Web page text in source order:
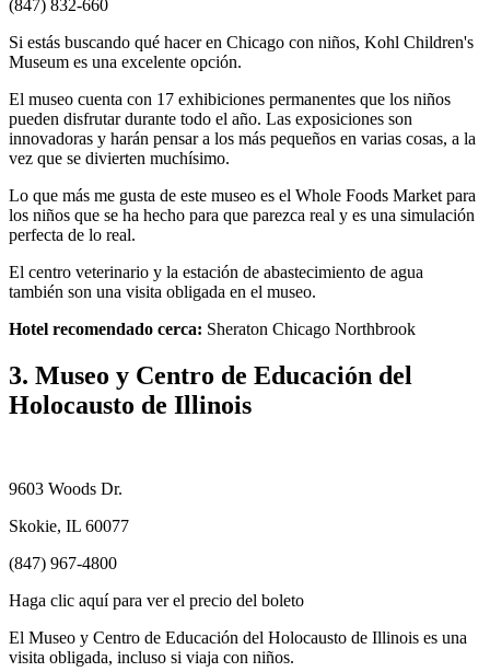
(847) 832-660
Si estás buscando qué hacer en Chicago con niños, Kohl Children's
Museum es una excelente opción.
El museo cuenta con 17 exhibiciones permanentes que los niños
pueden disfrutar durante todo el año. Las exposiciones son
innovadoras y harán pensar a los más pequeños en varias cosas, a la
vez que se divierten muchísimo.
Lo que más me gusta de este museo es el Whole Foods Market para
los niños que se ha hecho para que parezca real y es una simulación
perfecta de lo real.
El centro veterinario y la estación de abastecimiento de agua
también son una visita obligada en el museo.
Hotel recomendado cerca: Sheraton Chicago Northbrook
3. Museo y Centro de Educación del
Holocausto de Illinois
9603 Woods Dr.
Skokie, IL 60077
(847) 967-4800
Haga clic aquí para ver el precio del boleto
El Museo y Centro de Educación del Holocausto de Illinois es una
visita obligada, incluso si viaja con niños.